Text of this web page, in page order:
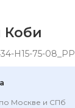
Коби
H15-75-08_PP
Москве и СПб